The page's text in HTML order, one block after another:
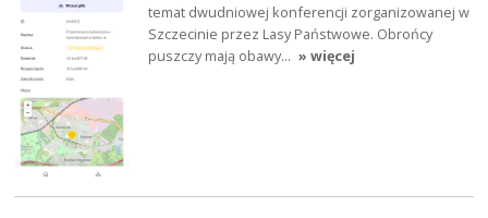
temat dwudniowej konferencji zorganizowanej w
Szczecinie przez Lasy Państwowe. Obrońcy
puszczy mają obawy… » więcej